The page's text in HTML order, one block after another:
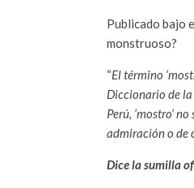
Publicado bajo
monstruoso?
“El término
Diccionario de la
Perú, ‘mostro’
admiración o de
Dice la sumilla